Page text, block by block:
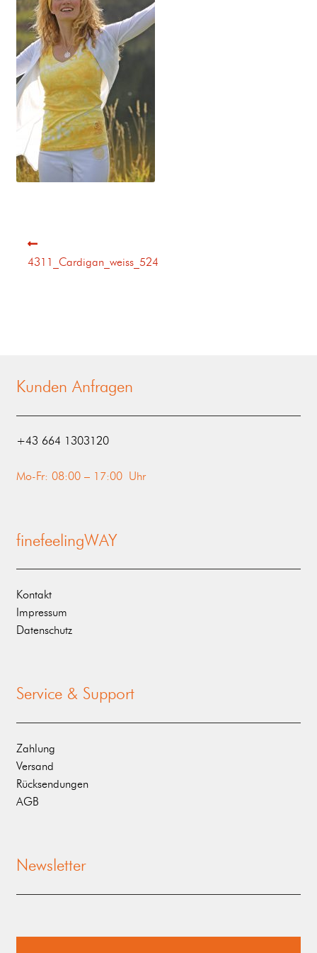
4311_Cardigan_weiss_524
Kunden Anfragen
‭+43 664 1303120‬
Mo-Fr: 08:00 – 17:00 Uhr
finefeelingWAY
Kontakt
Impressum
Datenschutz
Service & Support
Zahlung
Versand
Rücksendungen
AGB
Newsletter